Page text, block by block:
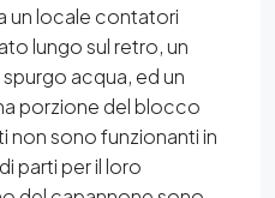
un locale contatori
lungo sul retro, un
acqua, ed un
porzione del blocco
non sono funzionanti in
parti per il loro